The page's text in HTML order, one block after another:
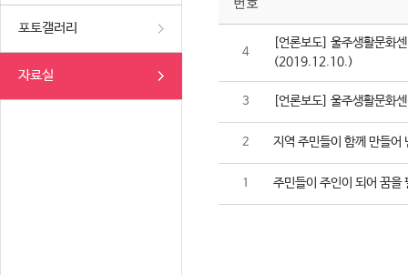
포토갤러리
자료실
번호
4
[언론보도] 울주생활문화
(2019.12.10.)
3 [언론보도] 울주생활문화
2 지역 주민들이 함께 만들
1 주민들이 주인이 되어 꿈